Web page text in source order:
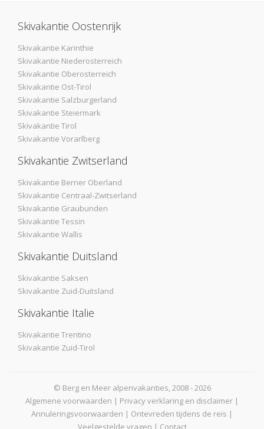
Skivakantie Oostenrijk
Skivakantie Karinthie
Skivakantie Niederosterreich
Skivakantie Oberosterreich
Skivakantie Ost-Tirol
Skivakantie Salzburgerland
Skivakantie Steiermark
Skivakantie Tirol
Skivakantie Vorarlberg
Skivakantie Zwitserland
Skivakantie Berner Oberland
Skivakantie Centraal-Zwitserland
Skivakantie Graubunden
Skivakantie Tessin
Skivakantie Wallis
Skivakantie Duitsland
Skivakantie Saksen
Skivakantie Zuid-Duitsland
Skivakantie Italie
Skivakantie Trentino
Skivakantie Zuid-Tirol
© Berg en Meer alpenvakanties, 2008 - 2026
Algemene voorwaarden | Privacy verklaring en disclaimer |
Annuleringsvoorwaarden | Ontevreden tijdens de reis |
Veelgestelde vragen | Contact